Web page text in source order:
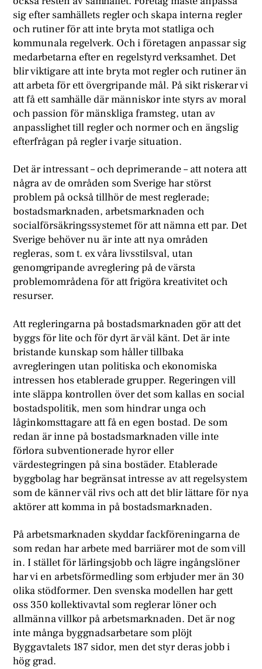
sig efter samhällets regler och skapa interna regler
och rutiner för att inte bryta mot statliga och
kommunala regelverk. Och i företagen anpassar sig
medarbetarna efter en regelstyrd verksamhet. Det
blir viktigare att inte bryta mot regler och rutiner än
att arbeta för ett övergripande mål. På sikt riskerar vi
att få ett samhälle där människor inte styrs av moral
och passion för mänskliga framsteg, utan av
anpasslighet till regler och normer och en ängslig
efterfrågan på regler i varje situation.
Det är intressant – och deprimerande – att notera att
några av de områden som Sverige har störst
problem på också tillhör de mest reglerade;
bostadsmarknaden, arbetsmarknaden och
socialförsäkringssystemet för att nämna ett par. Det
Sverige behöver nu är inte att nya områden
regleras, som t. ex våra livsstilsval, utan
genomgripande avreglering på de värsta
problemområdena för att frigöra kreativitet och
resurser.
Att regleringarna på bostadsmarknaden gör att det
byggs för lite och för dyrt är väl känt. Det är inte
bristande kunskap som håller tillbaka
avregleringen utan politiska och ekonomiska
intressen hos etablerade grupper. Regeringen vill
inte släppa kontrollen över det som kallas en social
bostadspolitik, men som hindrar unga och
låginkomsttagare att få en egen bostad. De som
redan är inne på bostadsmarknaden ville inte
förlora subventionerade hyror eller
värdestegringen på sina bostäder. Etablerade
byggbolag har begränsat intresse av att regelsystem
som de känner väl rivs och att det blir lättare för nya
aktörer att komma in på bostadsmarknaden.
På arbetsmarknaden skyddar fackföreningarna de
som redan har arbete med barriärer mot de som vill
in. I stället för lärlingsjobb och lägre ingångslöner
har vi en arbetsförmedling som erbjuder mer än 30
olika stödformer. Den svenska modellen har gett
oss 350 kollektivavtal som reglerar löner och
allmänna villkor på arbetsmarknaden. Det är nog
inte många byggnadsarbetare som plöjt
Byggavtalets 187 sidor, men det styr deras jobb i
hög grad.